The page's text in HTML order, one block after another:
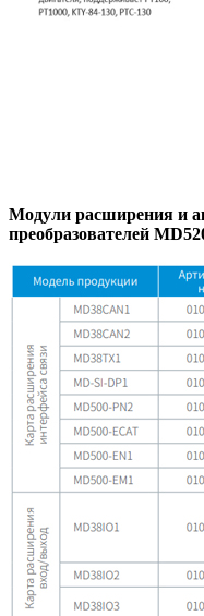
Модули расширения и
преобразователей